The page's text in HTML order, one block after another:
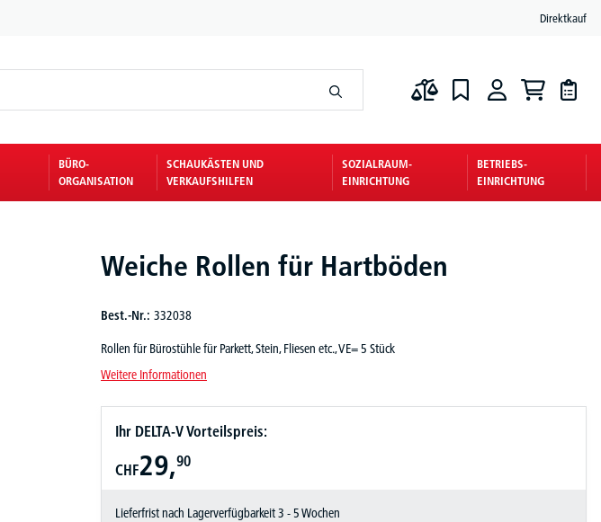
Direktkauf
BÜRO-
ORGANISATION
SCHAUKÄSTEN UND
VERKAUFSHILFEN
SOZIALRAUM-
EINRICHTUNG
BETRIEBS-
EINRICHTUNG
Weiche Rollen für Hartböden
Best.-Nr.: 332038
Rollen für Bürostühle für Parkett, Stein, Fliesen etc., VE= 5 Stück
Weitere Informationen
Ihr DELTA-V Vorteilspreis:
CHF29,90
Lieferfrist nach Lagerverfügbarkeit 3 - 5 Wochen